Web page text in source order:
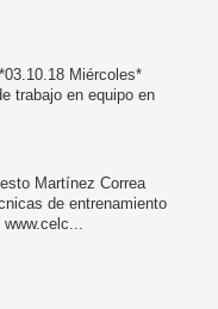
*03.10.18 Miércoles*
trabajo en equipo en
Martínez Correa
de entrenamiento